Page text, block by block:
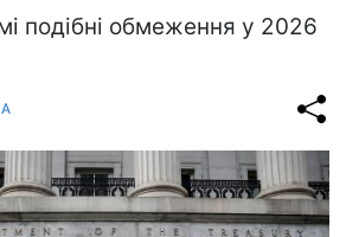
подібні обмеження у 2026